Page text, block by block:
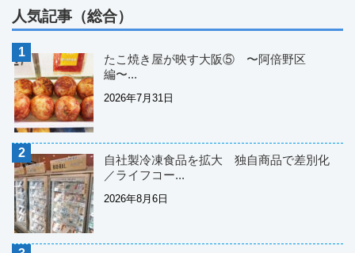
人気記事（総合）
たこ焼き屋が映す大阪⑤ 〜阿倍野区
編〜...
2026年7月31日
自社製冷凍食品を拡大 独自商品で差別化
／ライフコー...
2026年8月6日